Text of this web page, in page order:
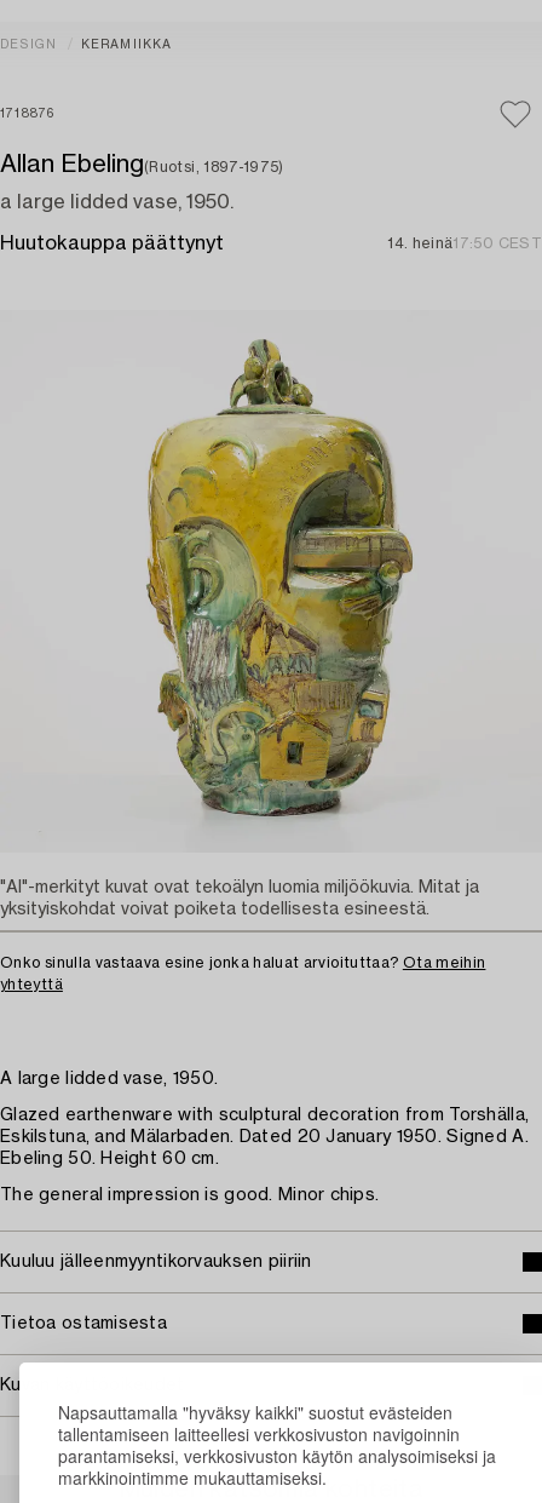
Napsauttamalla "hyväksy kaikki" suostut evästeiden
tallentamiseen laitteellesi verkkosivuston navigoinnin
parantamiseksi, verkkosivuston käytön analysoimiseksi ja
markkinointimme mukauttamiseksi.
DESIGN KERAMIIKKA
1718876
Allan Ebeling(Ruotsi, 1897-1975)
a large lidded vase, 1950.
Huutokauppa päättynyt 14. heinä17:50 CEST
Onko sinulla vastaava esine jonka haluat arvioituttaa? Ota meihin
yhteyttä
A large lidded vase, 1950.
Glazed earthenware with sculptural decoration from Torshälla,
Eskilstuna, and Mälarbaden. Dated 20 January 1950. Signed A.
Ebeling 50. Height 60 cm.
The general impression is good. Minor chips.
Kuuluu jälleenmyyntikorvauksen piiriin
Tietoa ostamisesta
Kuvan käyttöoikeudet
"AI"-merkityt kuvat ovat tekoälyn luomia miljöökuvia. Mitat ja
yksityiskohdat voivat poiketa todellisesta esineestä.
Muiden katsomia kohteita